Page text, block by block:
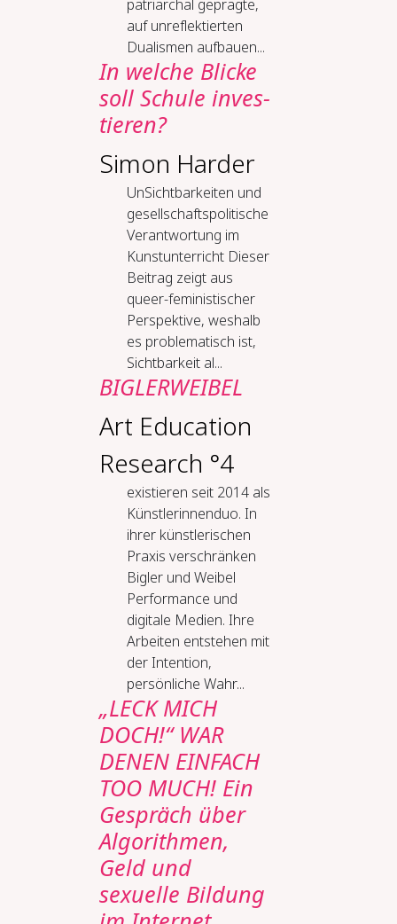
patriarchal geprägte,
auf unreflektierten
Dualismen aufbauen...
In wel­che Bli­cke
soll Schu­le in­ves­
tie­ren?
Simon Harder
Un­Sicht­bar­kei­ten und
ge­sell­schafts­po­li­ti­sche
Ver­ant­wor­tung im
Kunstun­ter­richt Dieser
Beitrag zeigt aus
queer-feministischer
Perspektive, weshalb
es problematisch ist,
Sichtbarkeit al...
BIGLERWEIBEL
Art Education
Research °4
existieren seit 2014 als
Künstlerinnenduo. In
ihrer künstlerischen
Praxis verschränken
Bigler und Weibel
Performance und
digitale Medien. Ihre
Arbeiten entstehen mit
der Intention,
persönliche Wahr...
„LECK MICH
DOCH!“ WAR
DENEN EINFACH
TOO MUCH! Ein
Gespräch über
Algorithmen,
Geld und
sexuelle Bildung